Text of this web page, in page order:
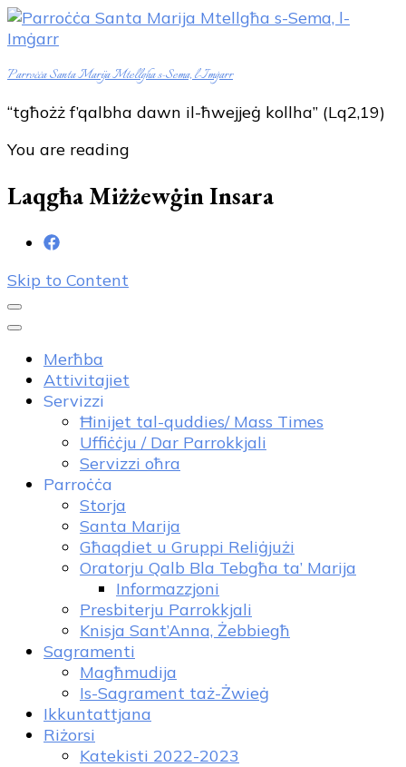
Parroċċa Santa Marija Mtellgħa s-Sema, l-Imġarr
“tgħożż f’qalbha dawn il-ħwejjeġ kollha” (Lq2,19)
You are reading
Laqgħa Miżżewġin Insara
Skip to Content
Merħba
Attivitajiet
Servizzi
Ħinijet tal-quddies/ Mass Times
Uffiċċju / Dar Parrokkjali
Servizzi oħra
Parroċċa
Storja
Santa Marija
Għaqdiet u Gruppi Reliġjużi
Oratorju Qalb Bla Tebgħa ta’ Marija
Informazzjoni
Presbiterju Parrokkjali
Knisja Sant’Anna, Żebbiegħ
Sagramenti
Magħmudija
Is-Sagrament taż-Żwieġ
Ikkuntattjana
Riżorsi
Katekisti 2022-2023